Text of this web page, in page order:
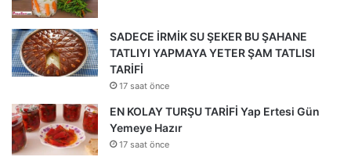
SADECE İRMİK SU ŞEKER BU ŞAHANE
TATLIYI YAPMAYA YETER ŞAM TATLISI
TARİFİ
17 saat önce
EN KOLAY TURŞU TARİFİ Yap Ertesi Gün
Yemeye Hazır
17 saat önce